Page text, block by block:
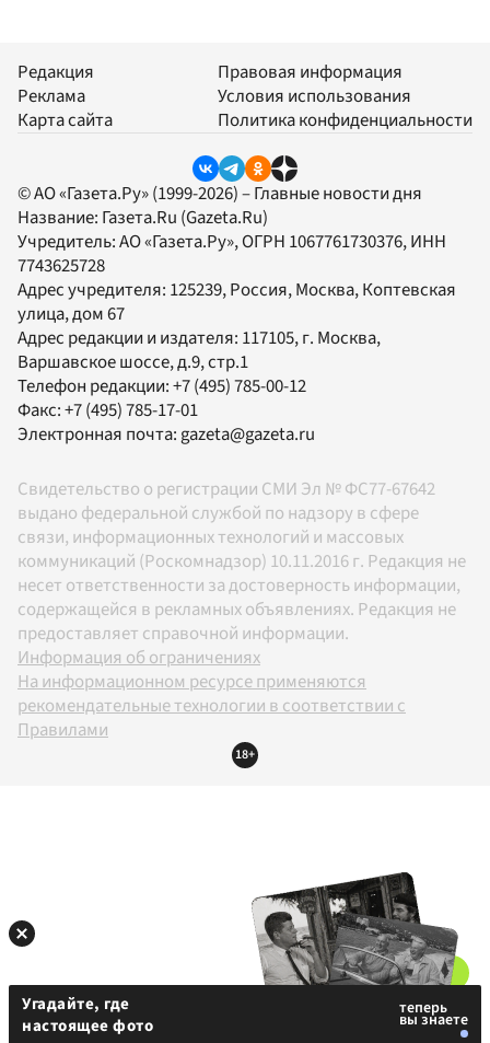
Редакция
Реклама
Карта сайта
Правовая информация
Условия использования
Политика конфиденциальности
© АО «Газета.Ру» (1999-2026) – Главные новости дня
Название: Газета.Ru (Gazeta.Ru)
Учредитель:АО «Газета.Ру», ОГРН 1067761730376, ИНН
7743625728
Адрес учредителя: 125239, Россия, Москва, Коптевская
улица, дом 67
Адрес редакции и издателя: 117105, г. Москва,
Варшавское шоссе, д.9, стр.1
Телефон редакции:+7 (495) 785-00-12
Факс:+7 (495) 785-17-01
Электронная почта: gazeta@gazeta.ru
Свидетельство о регистрации СМИ Эл № ФС77-67642
выдано федеральной службой по надзору в сфере
связи, информационных технологий и массовых
коммуникаций (Роскомнадзор) 10.11.2016 г. Редакция не
несет ответственности за достоверность информации,
содержащейся в рекламных объявлениях. Редакция не
предоставляет справочной информации.
Информация об ограничениях
На информационном ресурсе применяются
рекомендательные технологии в соответствии с
Правилами
18+
Угадайте, где
настоящее фото